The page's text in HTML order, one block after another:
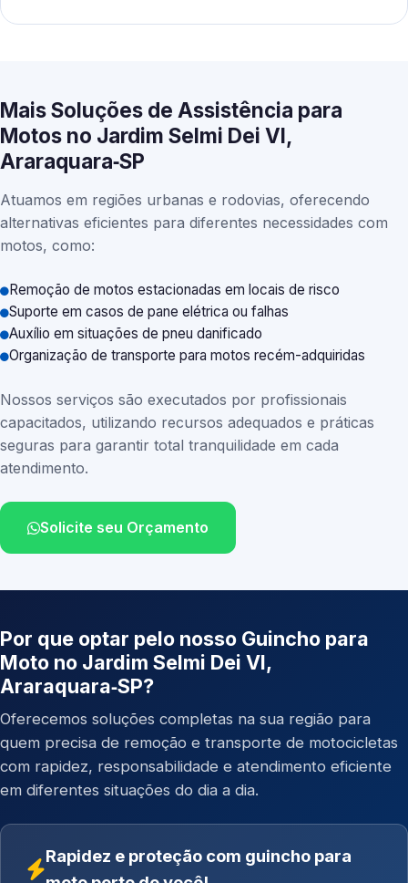
Mais Soluções de Assistência para
Motos no Jardim Selmi Dei VI,
Araraquara‑SP
Atuamos em regiões urbanas e rodovias, oferecendo
alternativas eficientes para diferentes necessidades com
motos, como:
Remoção de motos estacionadas em locais de risco
Suporte em casos de pane elétrica ou falhas
Auxílio em situações de pneu danificado
Organização de transporte para motos recém-adquiridas
Nossos serviços são executados por profissionais
capacitados, utilizando recursos adequados e práticas
seguras para garantir total tranquilidade em cada
atendimento.
Solicite seu Orçamento
Por que optar pelo nosso Guincho para
Moto no Jardim Selmi Dei VI,
Araraquara‑SP?
Oferecemos soluções completas na sua região para
quem precisa de remoção e transporte de motocicletas
com rapidez, responsabilidade e atendimento eficiente
em diferentes situações do dia a dia.
Rapidez e proteção com guincho para